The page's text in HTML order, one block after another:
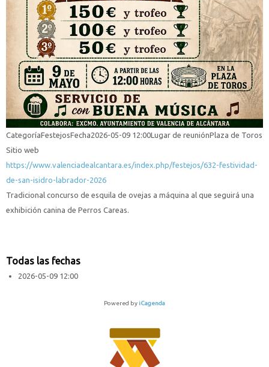
CategoríaFestejosFecha2026-05-09 12:00Lugar de reuniónPlaza de Toros
Sitio web
https://www.valenciadealcantara.es/index.php/festejos/632-festividad-
de-san-isidro-labrador-2026
Tradicional concurso de esquila de ovejas a máquina al que seguirá una
exhibición canina de Perros Careas.
Todas las fechas
2026-05-09 12:00
Powered byiCagenda